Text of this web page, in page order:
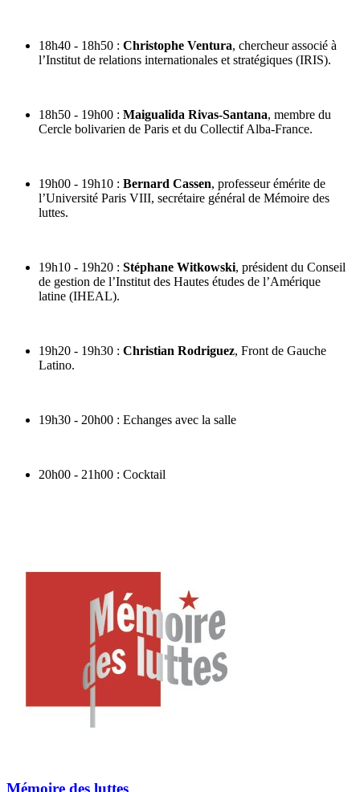
18h40 - 18h50 : Christophe Ventura, chercheur associé à
l’Institut de relations internationales et stratégiques (IRIS).
18h50 - 19h00 : Maigualida Rivas-Santana, membre du
Cercle bolivarien de Paris et du Collectif Alba-France.
19h00 - 19h10 : Bernard Cassen, professeur émérite de
l’Université Paris VIII, secrétaire général de Mémoire des
luttes.
19h10 - 19h20 : Stéphane Witkowski, président du Conseil
de gestion de l’Institut des Hautes études de l’Amérique
latine (IHEAL).
19h20 - 19h30 : Christian Rodriguez, Front de Gauche
Latino.
19h30 - 20h00 : Echanges avec la salle
20h00 - 21h00 : Cocktail
Mémoire des luttes